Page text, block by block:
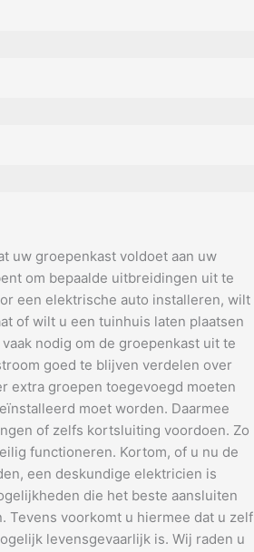
uw groepenkast voldoet aan uw
om bepaalde uitbreidingen uit te
een elektrische auto installeren, wilt
of wilt u een tuinhuis laten plaatsen
nodig om de groepenkast uit te
goed te blijven verdelen over
extra groepen toegevoegd moeten
moet worden. Daarmee
of zelfs kortsluiting voordoen. Zo
functioneren. Kortom, of u nu de
een deskundige elektricien is
die het beste aansluiten
Tevens voorkomt u hiermee dat u zelf
levensgevaarlijk is. Wij raden u